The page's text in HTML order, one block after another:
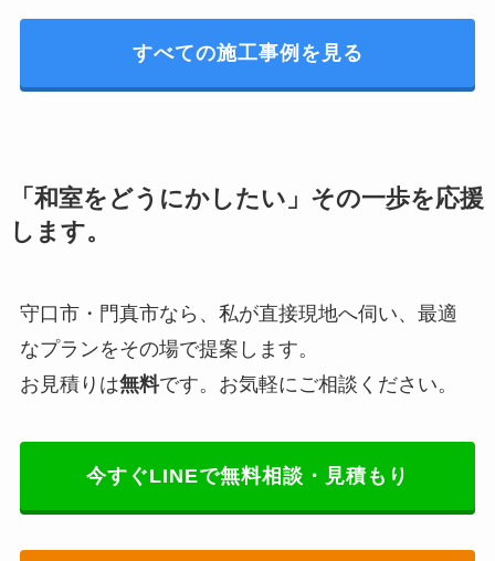
すべての施工事例を見る
「和室をどうにかしたい」その一歩を応援
します。
守口市・門真市なら、私が直接現地へ伺い、最適
なプランをその場で提案します。
お見積りは無料です。お気軽にご相談ください。
今すぐLINEで無料相談・見積もり